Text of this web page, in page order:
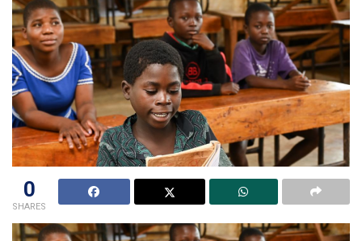
0
SHARES